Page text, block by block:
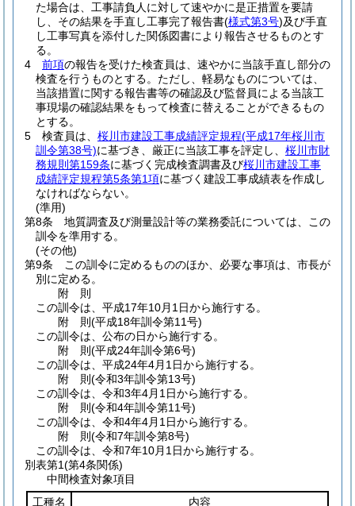
た場合は、工事請負人に対して速やかに是正措置を要請
し、その結果を手直し工事完了報告書(様式第3号)及び手直
し工事写真を添付した関係図書により報告させるものとす
る。
4
前項の報告を受けた検査員は、速やかに当該手直し部分の
検査を行うものとする。 ただし、軽易なものについては、
当該措置に関する報告書等の確認及び監督員による当該工
事現場の確認結果をもって検査に替えることができるもの
とする。
5
検査員は、 桜川市建設工事成績評定規程(平成17年桜川市
訓令第38号)に基づき、厳正に当該工事を評定し、 桜川市財
務規則第159条に基づく完成検査調書及び桜川市建設工事
成績評定規程第5条第1項に基づく建設工事成績表を作成し
なければならない。
(準用)
第8条
地質調査及び測量設計等の業務委託については、この
訓令を準用する。
(その他)
第9条
この訓令に定めるもののほか、必要な事項は、市長が
別に定める。
附 則
この訓令は、平成17年10月1日から施行する。
附 則(平成18年訓令第11号)
この訓令は、公布の日から施行する。
附 則(平成24年訓令第6号)
この訓令は、平成24年4月1日から施行する。
附 則(令和3年訓令第13号)
この訓令は、令和3年4月1日から施行する。
附 則(令和4年訓令第11号)
この訓令は、令和4年4月1日から施行する。
附 則(令和7年訓令第8号)
この訓令は、令和7年10月1日から施行する。
別表第1(第4条関係)
中間検査対象項目
工種名
内容